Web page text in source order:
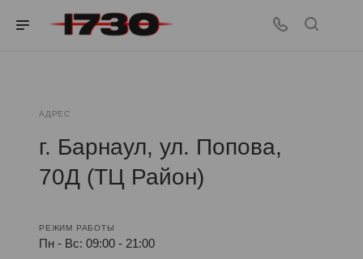
АДРЕС
г. Барнаул, ул. Попова,
70Д (ТЦ Район)
РЕЖИМ РАБОТЫ
Пн - Вс: 09:00 - 21:00